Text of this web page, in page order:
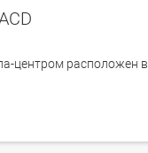
центром расположен